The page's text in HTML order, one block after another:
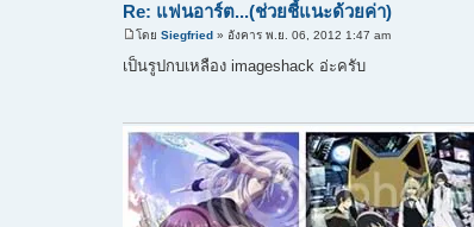
Re: แฟนอาร์ต...(ช่วยชี้แนะด้วยค่า)
โดย Siegfried» อังคาร พ.ย. 06, 2012 1:47 am
เป็นรูปกบเหลือง imageshack อ่ะครับ